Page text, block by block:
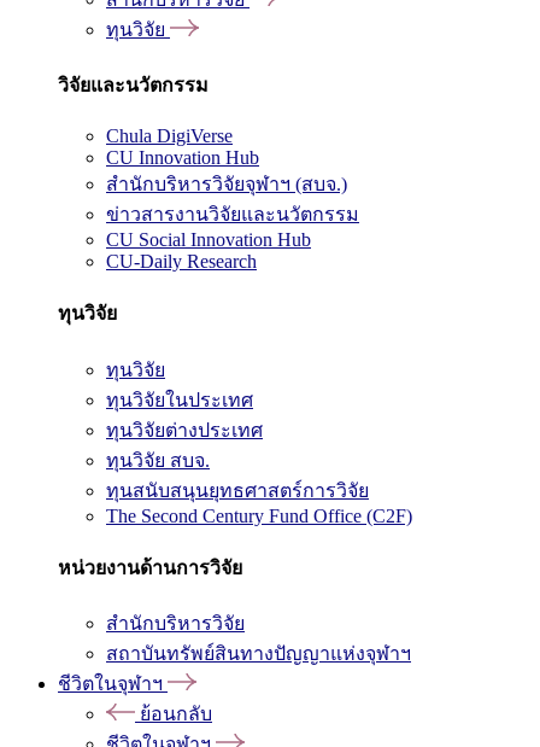
ทุนวิจัย
วิจัยและนวัตกรรม
Chula DigiVerse
CU Innovation Hub
สำนักบริหารวิจัยจุฬาฯ (สบจ.)
ข่าวสารงานวิจัยและนวัตกรรม
CU Social Innovation Hub
CU-Daily Research
ทุนวิจัย
ทุนวิจัย
ทุนวิจัยในประเทศ
ทุนวิจัยต่างประเทศ
ทุนวิจัย สบจ.
ทุนสนับสนุนยุทธศาสตร์การวิจัย
The Second Century Fund Office (C2F)
หน่วยงานด้านการวิจัย
สำนักบริหารวิจัย
สถาบันทรัพย์สินทางปัญญาแห่งจุฬาฯ
ชีวิตในจุฬาฯ
ย้อนกลับ